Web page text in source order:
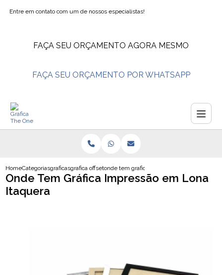
Entre em contato com um de nossos especialistas!
FAÇA SEU ORÇAMENTO AGORA MESMO
FAÇA SEU ORÇAMENTO POR WHATSAPP
HomeCategoriasgraficasgrafica offsetonde tem grafica impressao em lona
Onde Tem Gráfica Impressão em Lona
Itaquera